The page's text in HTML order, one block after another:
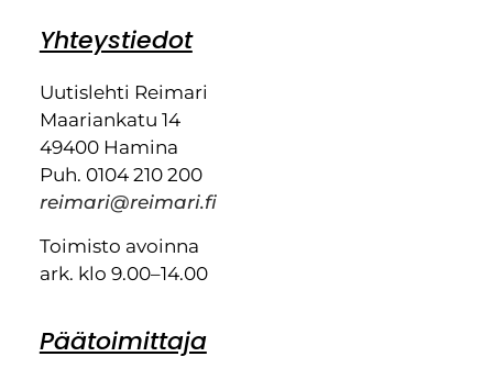
Yhteystiedot
Uutislehti Reimari
Maariankatu 14
49400 Hamina
Puh. 0104 210 200
reimari@reimari.fi
Toimisto avoinna
ark. klo 9.00–14.00
Päätoimittaja